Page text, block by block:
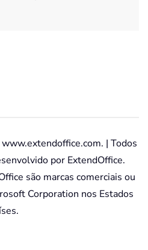
| Todos
por ExtendOffice.
são marcas comerciais ou
Corporation nos Estados